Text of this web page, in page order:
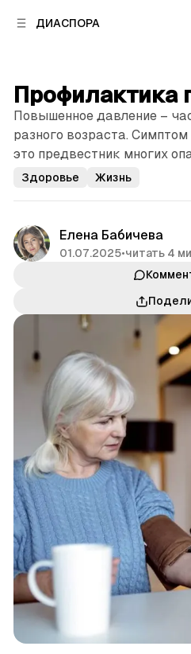
ДИАСПОРА
Профилактика
Повышенное давление –
разного возраста.
это предвестник многих
Здоровье Жизнь
Елена Бабичева
01.07.2025•читать 4